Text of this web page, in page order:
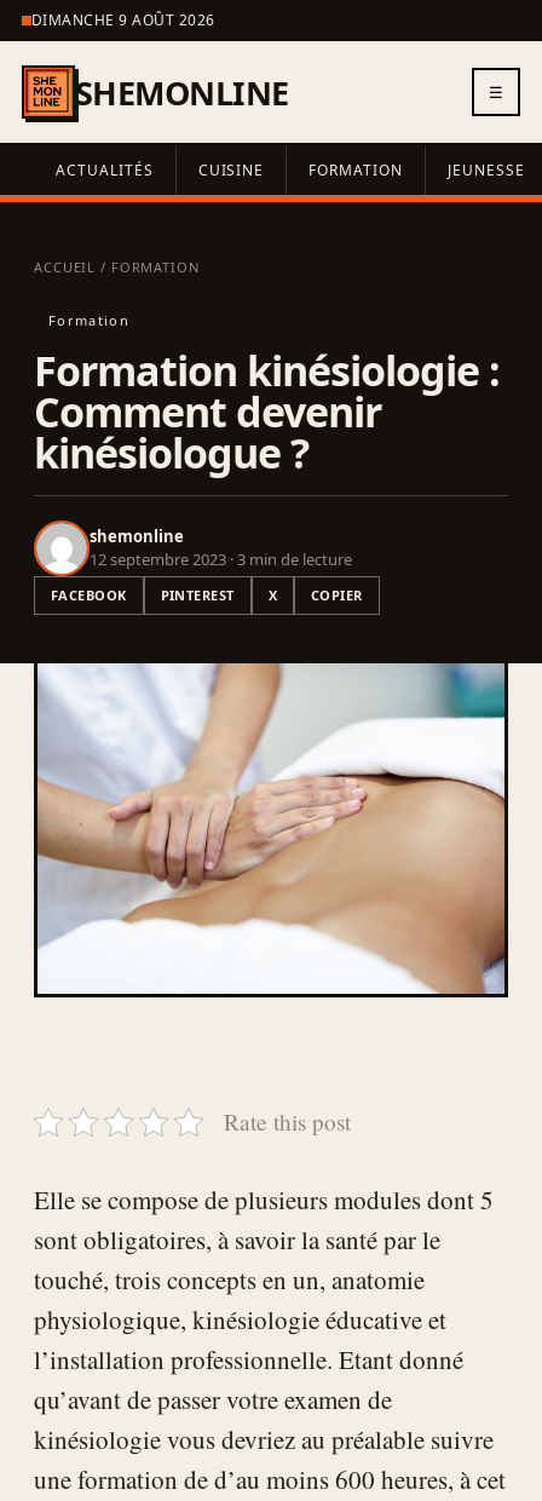
DIMANCHE 9 AOÛT 2026
SHEMONLINE ☰
ACTUALITÉS CUISINE FORMATION JEUNESSE
ACCUEIL / FORMATION
Formation
Formation kinésiologie :
Comment devenir
kinésiologue ?
shemonline
12 septembre 2023 · 3 min de lecture
FACEBOOK PINTEREST X COPIER
Rate this post
Elle se compose de plusieurs modules dont 5
sont obligatoires, à savoir la santé par le
touché, trois concepts en un, anatomie
physiologique, kinésiologie éducative et
l’installation professionnelle. Etant donné
qu’avant de passer votre examen de
kinésiologie vous devriez au préalable suivre
une formation de d’au moins 600 heures, à cet